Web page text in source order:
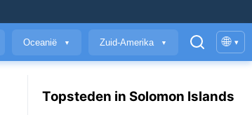
Oceanië ▼ Zuid-Amerika ▼ 🌐 ▾
Topsteden in Solomon Islands